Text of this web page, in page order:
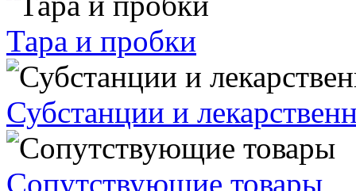
Тара и пробки
Субстанции и
Сопутствующие товары